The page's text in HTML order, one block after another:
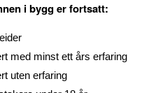
i bygg er fortsatt:
med minst ett års erfaring
uten erfaring